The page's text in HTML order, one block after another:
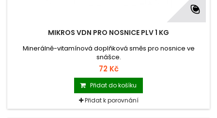
MIKROS VDN PRO NOSNICE PLV 1 KG
Minerálně-vitamínová doplňková směs pro nosnice ve
snášce.
72 Kč
Přidat do košíku
Přidat k porovnání